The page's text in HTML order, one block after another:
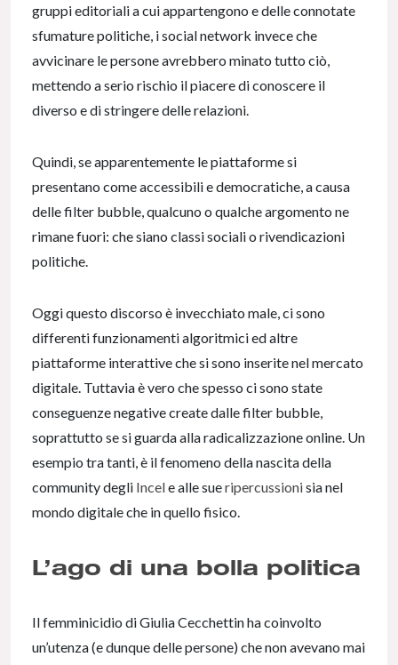
gruppi editoriali a cui appartengono e delle connotate
sfumature politiche, i social network invece che
avvicinare le persone avrebbero minato tutto ciò,
mettendo a serio rischio il piacere di conoscere il
diverso e di stringere delle relazioni.
Quindi, se apparentemente le piattaforme si
presentano come accessibili e democratiche, a causa
delle filter bubble, qualcuno o qualche argomento ne
rimane fuori: che siano classi sociali o rivendicazioni
politiche.
Oggi questo discorso è invecchiato male, ci sono
differenti funzionamenti algoritmici ed altre
piattaforme interattive che si sono inserite nel mercato
digitale. Tuttavia è vero che spesso ci sono state
conseguenze negative create dalle filter bubble,
soprattutto se si guarda alla radicalizzazione online. Un
esempio tra tanti, è il fenomeno della nascita della
community degli Incele alle sueripercussionisia nel
mondo digitale che in quello fisico.
L’ago di una bolla politica
Il femminicidio di Giulia Cecchettin ha coinvolto
un’utenza (e dunque delle persone) che non avevano mai